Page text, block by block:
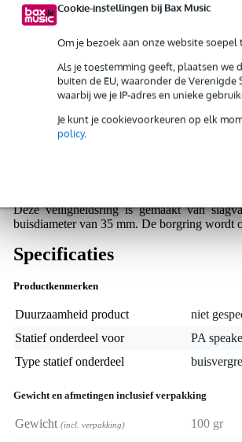
Cookie-instellingen bij Bax Music
Om je bezoek aan onze website
Als je toestemming geeft, plaatsen we
buiten de EU, waaronder de
waarbij we je IP-adres en unieke
Je kunt je cookievoorkeuren op elk
policy.
Productinformatie Reviews(0)
Konig & Meyer 21320 safety ring voor
9000-0075-8078
Servicebelofte
Bax Music Garantie: Op dit product krijg je 5
Deze veiligheidsring is gemaakt van
buisdiameter van 35 mm. De borgring wordt
Specificaties
Productkenmerken
Duurzaamheid product
niet
Statief onderdeel voor
PA
Type statief onderdeel
Gewicht en afmetingen inclusief verpakking
Gewicht (incl. verpakking)
100 gr